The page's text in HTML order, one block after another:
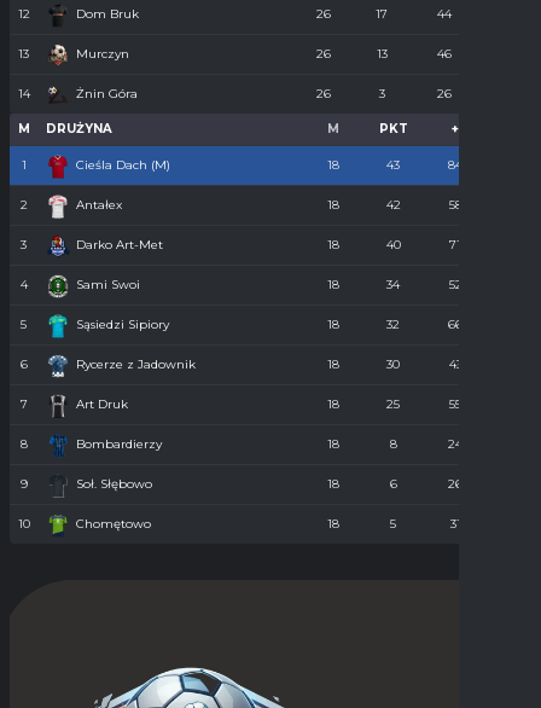
12 Dom Bruk 26 17 44
13 Murczyn 26 13 46
14 Żnin Góra 26 3 26
M DRUŻYNA M PKT +
1 Cieśla Dach (M) 18 43 84
2 Antałex 18 42 58
3 Darko Art-Met 18 40 71
4 Sami Swoi 18 34 52
5 Sąsiedzi Sipiory 18 32 66
6 Rycerze z Jadownik 18 30 43
7 Art Druk 18 25 55
8 Bombardierzy 18 8 24
9 Soł. Słębowo 18 6 26
10 Chomętowo 18 5 31